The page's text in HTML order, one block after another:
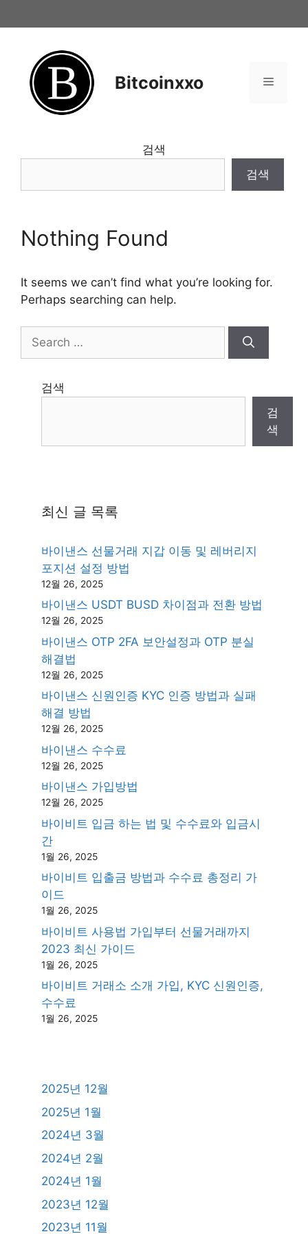
to
Bitcoinxxo Menu
검색
검색
Nothing Found
It seems we can’t find what you’re looking for.
Perhaps searching can help.
for:
검색
검
색
최신 글 목록
바이낸스 선물거래 지갑 이동 및 레버리지
포지션 설정 방법
12월 26, 2025
바이낸스 USDT BUSD 차이점과 전환 방법
12월 26, 2025
바이낸스 OTP 2FA 보안설정과 OTP 분실
해결법
12월 26, 2025
바이낸스 신원인증 KYC 인증 방법과 실패
해결 방법
12월 26, 2025
바이낸스 수수료
12월 26, 2025
바이낸스 가입방법
12월 26, 2025
바이비트 입금 하는 법 및 수수료와 입금시
간
1월 26, 2025
바이비트 입출금 방법과 수수료 총정리 가
이드
1월 26, 2025
바이비트 사용법 가입부터 선물거래까지
2023 최신 가이드
1월 26, 2025
바이비트 거래소 소개 가입, KYC 신원인증,
수수료
1월 26, 2025
2025년 12월
2025년 1월
2024년 3월
2024년 2월
2024년 1월
2023년 12월
2023년 11월